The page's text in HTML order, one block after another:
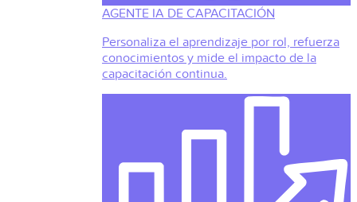
AGENTE IA DE CAPACITACIÓN
Personaliza el aprendizaje por rol, refuerza
conocimientos y mide el impacto de la
capacitación continua.